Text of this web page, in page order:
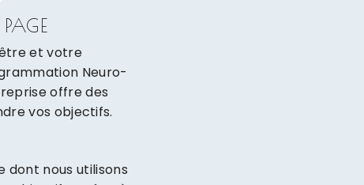
et votre
Neuro-
offre des
vos objectifs.
dont nous utilisons